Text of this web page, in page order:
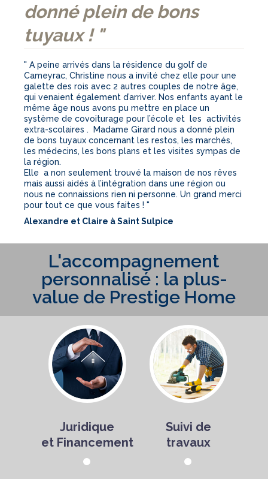
donné plein de bons
tuyaux ! "
" A peine arrivés dans la résidence du golf de
Cameyrac, Christine nous a invité chez elle pour une
galette des rois avec 2 autres couples de notre âge,
qui venaient également d’arriver. Nos enfants ayant le
même âge nous avons pu mettre en place un
système de covoiturage pour l’école et les activités
extra-scolaires . Madame Girard nous a donné plein
de bons tuyaux concernant les restos, les marchés,
les médecins, les bons plans et les visites sympas de
la région.
Elle a non seulement trouvé la maison de nos rêves
mais aussi aidés à l’intégration dans une région ou
nous ne connaissions rien ni personne. Un grand merci
pour tout ce que vous faites ! "
Alexandre et Claire à Saint Sulpice
L'accompagnement
personnalisé : la plus-
value de Prestige Home
Juridique
et Financement
Suivi de
travaux